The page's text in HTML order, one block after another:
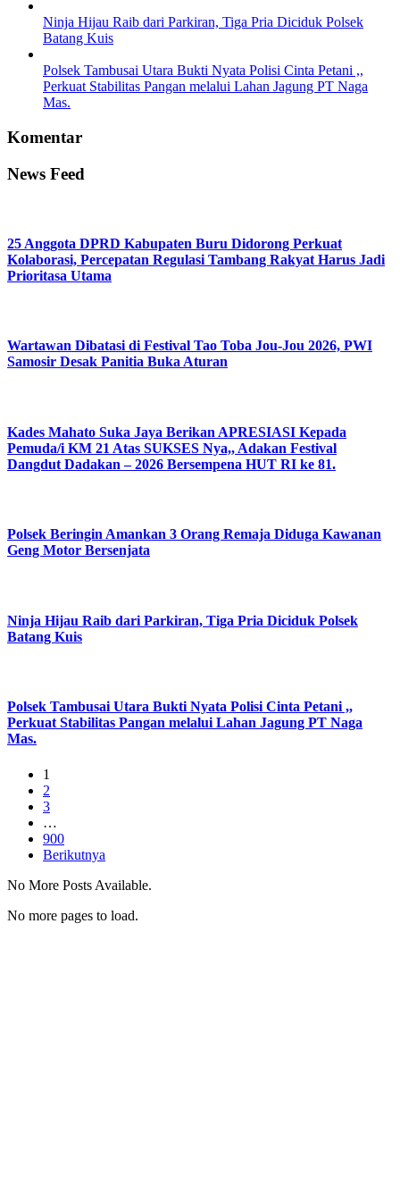
Ninja Hijau Raib dari Parkiran, Tiga Pria Diciduk Polsek
Batang Kuis
Polsek Tambusai Utara Bukti Nyata Polisi Cinta Petani ,,
Perkuat Stabilitas Pangan melalui Lahan Jagung PT Naga
Mas.
Komentar
News Feed
25 Anggota DPRD Kabupaten Buru Didorong Perkuat
Kolaborasi, Percepatan Regulasi Tambang Rakyat Harus Jadi
Prioritasa Utama
Wartawan Dibatasi di Festival Tao Toba Jou-Jou 2026, PWI
Samosir Desak Panitia Buka Aturan
Kades Mahato Suka Jaya Berikan APRESIASI Kepada
Pemuda/i KM 21 Atas SUKSES Nya,, Adakan Festival
Dangdut Dadakan – 2026 Bersempena HUT RI ke 81.
Polsek Beringin Amankan 3 Orang Remaja Diduga Kawanan
Geng Motor Bersenjata
Ninja Hijau Raib dari Parkiran, Tiga Pria Diciduk Polsek
Batang Kuis
Polsek Tambusai Utara Bukti Nyata Polisi Cinta Petani ,,
Perkuat Stabilitas Pangan melalui Lahan Jagung PT Naga
Mas.
1
2
3
…
900
Berikutnya
No More Posts Available.
No more pages to load.